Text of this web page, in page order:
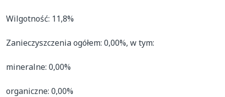
Wilgotność: 11,8%
Zanieczyszczenia ogółem: 0,00%, w tym:
mineralne: 0,00%
organiczne: 0,00%